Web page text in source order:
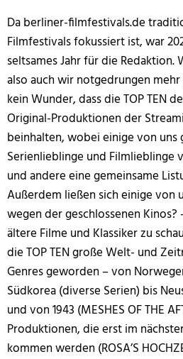
Da berliner-filmfestivals.de
Filmfestivals fokussiert ist, war
seltsames Jahr für die Redaktion.
also auch wir notgedrungen
kein Wunder, dass die TOP TEN
Original-Produktionen der
beinhalten, wobei einige von uns
Serienlieblinge und Filmlieblinge
und andere eine gemeinsame
Außerdem ließen sich einige von
wegen der geschlossenen
ältere Filme und Klassiker zu
die TOP TEN große Welt- und
Genres geworden – von
Südkorea (diverse Serien) bis
und von 1943 (MESHES OF THE
Produktionen, die erst im
kommen werden (ROSA’S